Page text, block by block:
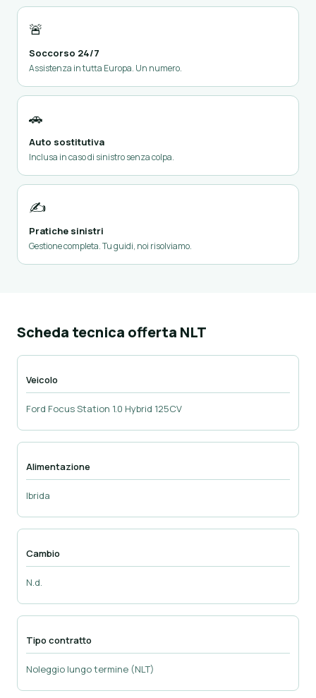
🚨
Soccorso 24/7
Assistenza in tutta Europa. Un numero.
🚗
Auto sostitutiva
Inclusa in caso di sinistro senza colpa.
✍️
Pratiche sinistri
Gestione completa. Tu guidi, noi risolviamo.
Scheda tecnica offerta NLT
Veicolo
Ford Focus Station 1.0 Hybrid 125CV
Alimentazione
Ibrida
Cambio
N.d.
Tipo contratto
Noleggio lungo termine (NLT)